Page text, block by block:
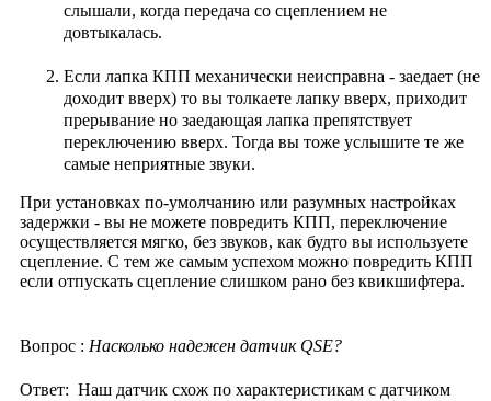
слышали, когда передача со сцеплением не
довтыкалась.
Если лапка КПП механически неисправна - заедает (не
доходит вверх) то вы толкаете лапку вверх, приходит
прерывание но заедающая лапка препятствует
переключению вверх. Тогда вы тоже услышите те же
самые неприятные звуки.
При установках по-умолчанию или разумных настройках
задержки - вы не можете повредить КПП, переключение
осуществляется мягко, без звуков, как будто вы используете
сцепление. С тем же самым успехом можно повредить КПП
если отпускать сцепление слишком рано без квикшифтера.
Вопрос : Насколько надежен датчик QSE?
Ответ: Наш датчик схож по характеристикам с датчиком